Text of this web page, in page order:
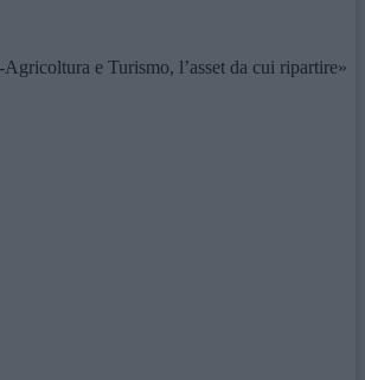
e Turismo, l’asset da cui ripartire»